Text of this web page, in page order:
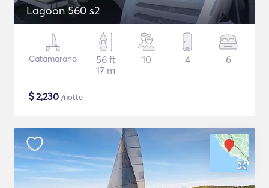
Lagoon 560 s2
Catamarano
56 ft
17 m
10 4 6
$2,230 /notte